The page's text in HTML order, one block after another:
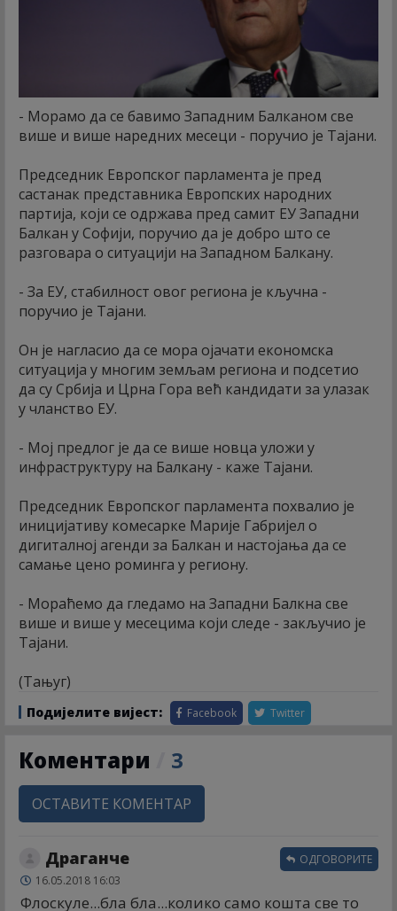
- Морамо да се бавимо Западним Балканом све
више и више наредних месеци - поручио је Тајани.
Председник Европског парламента је пред
састанак представника Европских народних
партија, који се одржава пред самит ЕУ Западни
Балкан у Софији, поручио да је добро што се
разговара о ситуацији на Западном Балкану.
- За ЕУ, стабилност овог региона је кључна -
поручио је Тајани.
Он је нагласио да се мора ојачати економска
ситуација у многим земљам региона и подсетио
да су Србија и Црна Гора већ кандидати за улазак
у чланство ЕУ.
- Мој предлог је да се више новца уложи у
инфраструктуру на Балкану - каже Тајани.
Председник Европског парламента похвалио је
иницијативу комесарке Марије Габријел о
дигиталној агенди за Балкан и настојања да се
самање цено роминга у региону.
- Мораћемо да гледамо на Западни Балкна све
више и више у месецима који следе - закључио је
Тајани.
(Тањуг)
Подијелите вијест: Facebook Twitter
Коментари 3
ОСТАВИТЕ КОМЕНТАР
Драганче
16.05.2018 16:03
Флоскуле...бла бла...колико само кошта све то
ОДГОВОРИТЕ